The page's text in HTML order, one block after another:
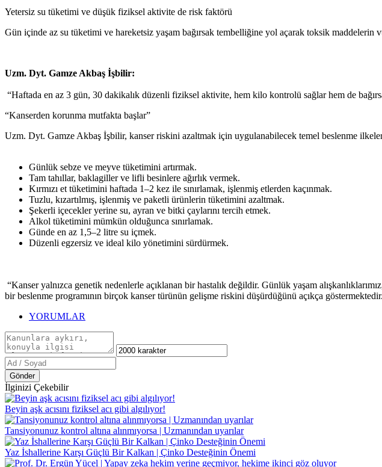
Yetersiz su tüketimi ve düşük fiziksel aktivite de risk faktörü
Gün içinde az su tüketimi ve hareketsiz yaşam bağırsak tembelliğine yol açarak toksik maddelerin
Uzm. Dyt. Gamze Akbaş İşbilir:
“Haftada en az 3 gün, 30 dakikalık düzenli fiziksel aktivite, hem kilo kontrolü sağlar hem de
“Kanserden korunma mutfakta başlar”
Uzm. Dyt. Gamze Akbaş İşbilir, kanser riskini azaltmak için uygulanabilecek temel beslenme
Günlük sebze ve meyve tüketimini artırmak.
Tam tahıllar, baklagiller ve lifli besinlere ağırlık vermek.
Kırmızı et tüketimini haftada 1–2 kez ile sınırlamak, işlenmiş etlerden kaçınmak.
Tuzlu, kızartılmış, işlenmiş ve paketli ürünlerin tüketimini azaltmak.
Şekerli içecekler yerine su, ayran ve bitki çaylarını tercih etmek.
Alkol tüketimini mümkün olduğunca sınırlamak.
Günde en az 1,5–2 litre su içmek.
Düzenli egzersiz ve ideal kilo yönetimini sürdürmek.
“Kanser yalnızca genetik nedenlerle açıklanan bir hastalık değildir. Günlük yaşam
bir beslenme programının birçok kanser türünün gelişme riskini düşürdüğünü açıkça
YORUMLAR
Gönder
İlginizi Çekebilir
Beyin aşk acısını fiziksel acı gibi algılıyor!
Tansiyonunuz kontrol altına alınmıyorsa | Uzmanından uyarılar
Yaz İshallerine Karşı Güçlü Bir Kalkan | Çinko Desteğinin Önemi